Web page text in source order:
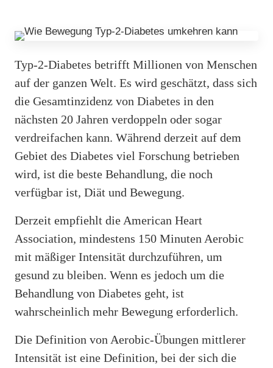
Typ-2-Diabetes betrifft Millionen von Menschen
auf der ganzen Welt. Es wird geschätzt, dass sich
die Gesamtinzidenz von Diabetes in den
nächsten 20 Jahren verdoppeln oder sogar
verdreifachen kann. Während derzeit auf dem
Gebiet des Diabetes viel Forschung betrieben
wird, ist die beste Behandlung, die noch
verfügbar ist, Diät und Bewegung.
Derzeit empfiehlt die American Heart
Association, mindestens 150 Minuten Aerobic
mit mäßiger Intensität durchzuführen, um
gesund zu bleiben. Wenn es jedoch um die
Behandlung von Diabetes geht, ist
wahrscheinlich mehr Bewegung erforderlich.
Die Definition von Aerobic-Übungen mittlerer
Intensität ist eine Definition, bei der sich die